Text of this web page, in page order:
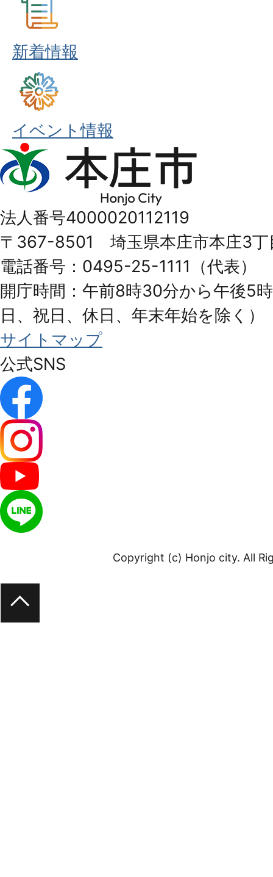
新着情報
イベント情報
本
庄
Honjo
City
法人番号4000020112119
〒367-8501 埼玉県本庄市本庄3丁
電話番号：0495-25-1111（代表）
開庁時間：午前8時30分から午後5
日、祝日、休日、年末年始を除く）
サイトマップ
公式SNS
Copyright (c) Honjo city. All